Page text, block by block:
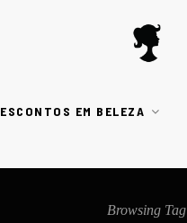
EM BELEZA
Browsing Tag